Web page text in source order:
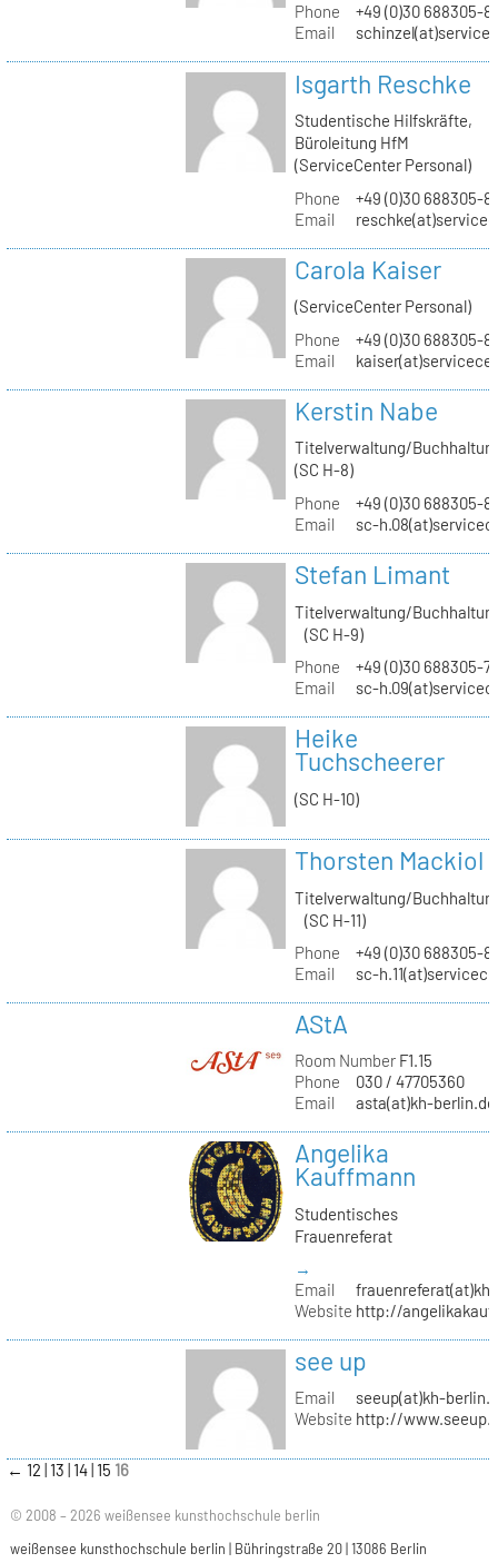
Phone
+49 (0)30 688305-
Email
Isgarth Reschke
Studentische Hilfskräfte,
Büroleitung HfM
(ServiceCenter Personal)
Phone
+49 (0)30 688305-
Email
Carola Kaiser
(ServiceCenter Personal)
Phone
+49 (0)30 688305-
Email
Kerstin Nabe
Titelverwaltung/
(SC H-8)
Phone
+49 (0)30 688305-
Email
sc-
Stefan Limant
Titelverwaltung/
(SC H-9)
Phone
+49 (0)30 688305-
Email
sc-
Heike
Tuchscheerer
(SC H-10)
Thorsten Mackiol
Titelverwaltung/
(SC H-11)
Phone
+49 (0)30 688305-
Email
sc-
AStA
Room NumberF1.15
Phone
030 / 47705360
Email
asta(at)kh-berlin.de
Angelika
Kauffmann
Studentisches
Frauenreferat
→
Email
Website http://
see up
Email
seeup(at)kh-
Website http://
← 12 13 14 15 16
© 2008 – 2026 weißensee kunsthochschule berlin
weißensee kunsthochschule berlin | Bühringstraße 20 | 13086 Berlin